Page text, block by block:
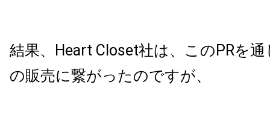
結果、 Heart Closet社は、このPRを
の販売に繋がったのですが、